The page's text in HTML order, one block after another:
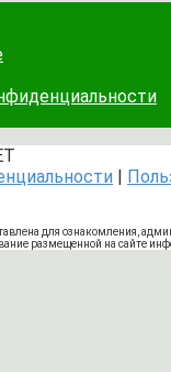
|
для ознакомления,
размещенной на сайте